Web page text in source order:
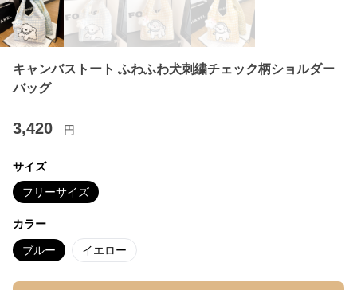
キャンバストート ふわふわ犬刺繍チェック柄ショルダー
バッグ
3,420 円
サイズ
フリーサイズ
カラー
ブルー イエロー